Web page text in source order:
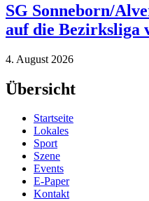
SG Sonneborn/
auf die Bezirksliga
4. August 2026
Übersicht
Startseite
Lokales
Sport
Szene
Events
E-Paper
Kontakt